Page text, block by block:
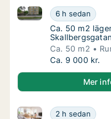
Ca. 50 m2
6 h sedan
Ca. 50 m2 lägenhet att
Ca. 50 m2
Ca. 50 m2
Ca. 50 m2
Ca. 50 m2
Ca. 9 000 kr.
Mer
Lägenhet att
2 h sedan
Lägenhet att hyra i